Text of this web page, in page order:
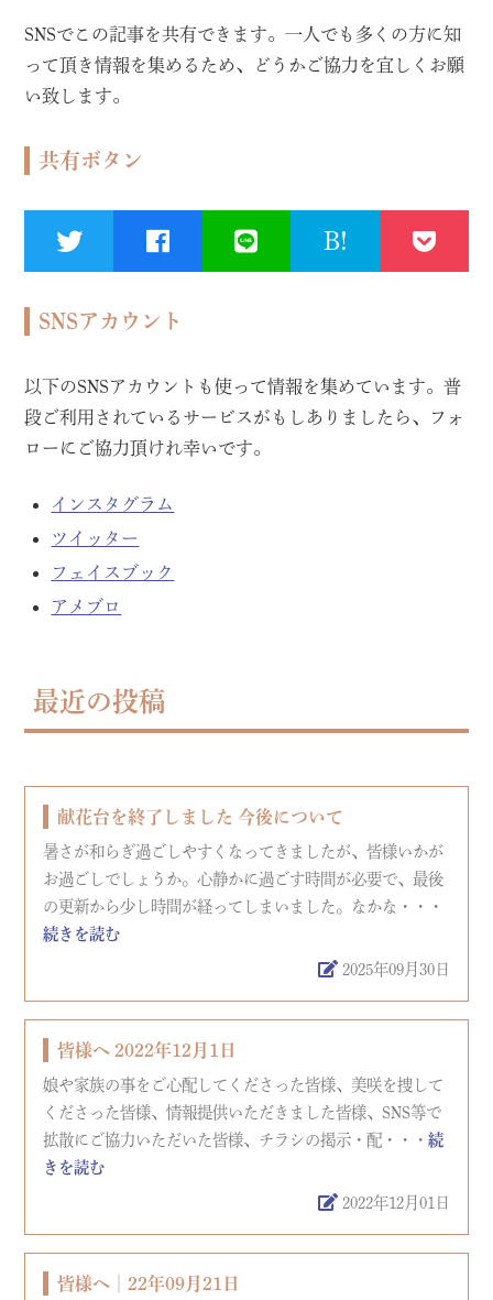
SNSでこの記事を共有できます。一人でも多くの方に知
って頂き情報を集めるため、どうかご協力を宜しくお願
い致します。
共有ボタン
B!
SNSアカウント
以下のSNSアカウントも使って情報を集めています。普
段ご利用されているサービスがもしありましたら、フォ
ローにご協力頂けれ幸いです。
インスタグラム
ツイッター
フェイスブック
アメブロ
最近の投稿
献花台を終了しました 今後について
暑さが和らぎ過ごしやすくなってきましたが、皆様いかが
お過ごしでしょうか。心静かに過ごす時間が必要で、最後
の更新から少し時間が経ってしまいました。なかな・・・
続きを読む
2025年09月30日
皆様へ 2022年12月1日
娘や家族の事をご心配してくださった皆様、美咲を捜して
くださった皆様、情報提供いただきました皆様、SNS等で
拡散にご協力いただいた皆様、チラシの掲示・配・・・続
きを読む
2022年12月01日
皆様へ│22年09月21日